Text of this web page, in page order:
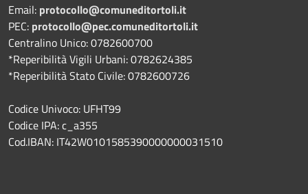
Email: protocollo@comuneditortoli.it
PEC: protocollo@pec.comuneditortoli.it
Centralino Unico: 0782600700
*Reperibilità Vigili Urbani: 0782624385
*Reperibilità Stato Civile: 0782600726
Codice Univoco: UFHT99
Codice IPA: c_a355
Cod.IBAN: IT42W0101585390000000031510